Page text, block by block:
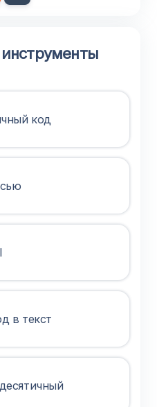
код
в текст